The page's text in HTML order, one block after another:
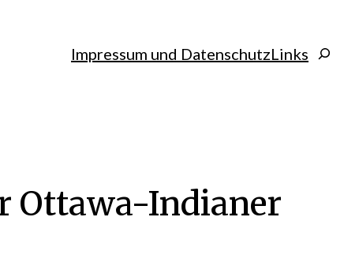
Impressum und DatenschutzLinks Search
Ottawa-Indianer